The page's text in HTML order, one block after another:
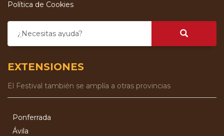
Política de Cookies
¿Necesitas ayuda?
EXTENSIONES
El Festival también se amplía a otras provincias
Ponferrada
Ávila